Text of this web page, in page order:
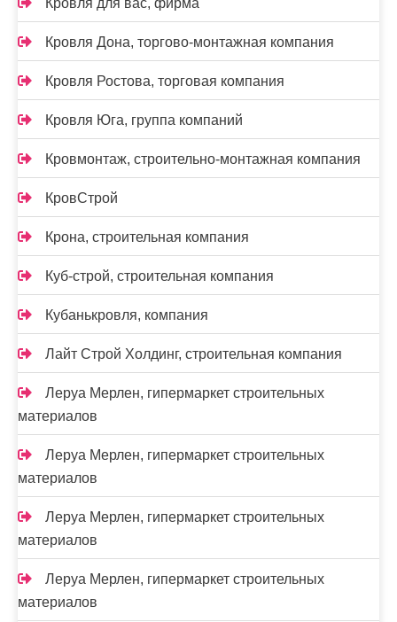
Кровля для вас, фирма
Кровля Дона, торгово-монтажная компания
Кровля Ростова, торговая компания
Кровля Юга, группа компаний
Кровмонтаж, строительно-монтажная компания
КровСтрой
Крона, строительная компания
Куб-строй, строительная компания
Кубанькровля, компания
Лайт Строй Холдинг, строительная компания
Леруа Мерлен, гипермаркет строительных
материалов
Леруа Мерлен, гипермаркет строительных
материалов
Леруа Мерлен, гипермаркет строительных
материалов
Леруа Мерлен, гипермаркет строительных
материалов